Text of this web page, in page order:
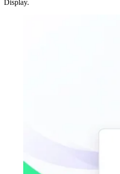
Display.